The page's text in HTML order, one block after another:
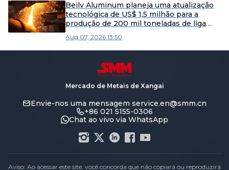
Beilv Aluminum planeja uma atualização
tecnológica de US$ 1,5 milhão para a
produção de 200 mil toneladas de liga
Aug 07, 2026 13:50
Mercado de Metais de Xangai
Envie-nos uma mensagem service.en@smm.cn
+86 021 5155-0306
Chat ao vivo via WhatsApp
Aviso: Ao acessar este site, você concorda que não copiará ou reproduzirá